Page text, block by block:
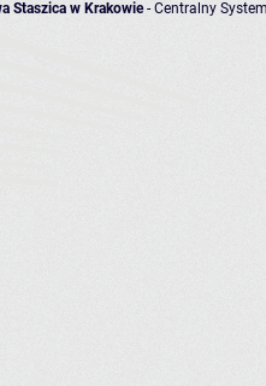
Staszica w Krakowie- Centralny